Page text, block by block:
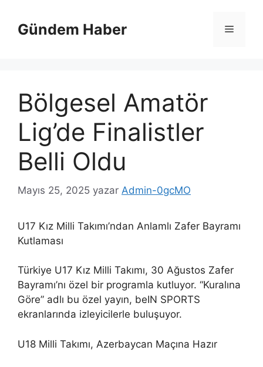
Gündem Haber Menü
Bölgesel Amatör
Lig’de Finalistler
Belli Oldu
Mayıs 25, 2025 yazar Admin-0gcMO
U17 Kız Milli Takımı’ndan Anlamlı Zafer Bayramı
Kutlaması
Türkiye U17 Kız Milli Takımı, 30 Ağustos Zafer
Bayramı’nı özel bir programla kutluyor. “Kuralına
Göre” adlı bu özel yayın, beIN SPORTS
ekranlarında izleyicilerle buluşuyor.
U18 Milli Takımı, Azerbaycan Maçına Hazır